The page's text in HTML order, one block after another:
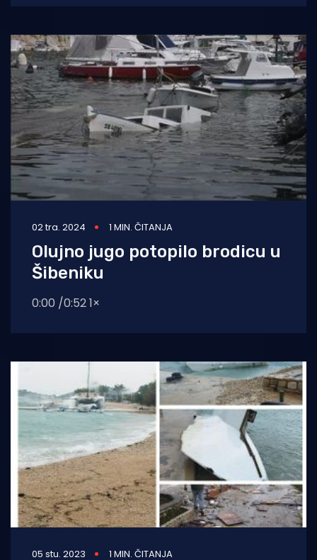
02 tra. 2024 1 MIN. ČITANJA
Olujno jugo potopilo brodicu u
Šibeniku
0:00 /0:52 1×
05 stu. 2023 1 MIN. ČITANJA